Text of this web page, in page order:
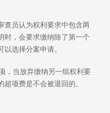
查员认为权利要求中包含两
时，会要求缴纳除了第一个
选择分案申请。
，当放弃缴纳另一组权利要
项费是不会被退回的。